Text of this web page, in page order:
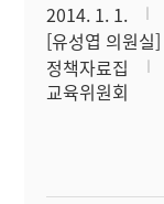
2014. 1. 1.
[유성엽 의원실]
정책자료집
교육위원회